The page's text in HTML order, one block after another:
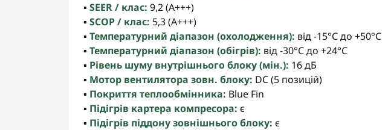
▪️ SEER / клас: 9,2 (A+++)
▪️ SCOP / клас: 5,3 (A+++)
▪️ Температурний діапазон (охолодження): від -15°C до +50°C
▪️ Температурний діапазон (обігрів): від -30°C до +24°C
▪️ Рівень шуму внутрішнього блоку (мін.): 16 дБ
▪️ Мотор вентилятора зовн. блоку: DC (5 позицій)
▪️ Покриття теплообмінника: Blue Fin
▪️ Підігрів картера компресора: є
▪️ Підігрів піддону зовнішнього блоку: є